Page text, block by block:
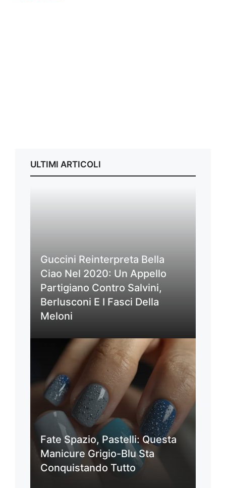
ULTIMI ARTICOLI
Guccini Reinterpreta Bella
Ciao Nel 2020: Un Appello
Partigiano Contro Salvini,
Berlusconi E I Fasci Della
Meloni
Fate Spazio, Pastelli: Questa
Manicure Grigio-Blu Sta
Conquistando Tutto